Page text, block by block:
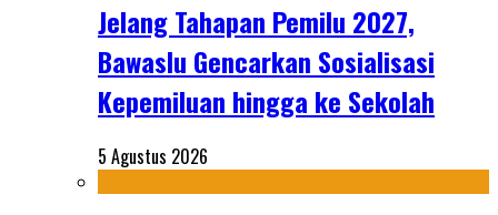
Jelang Tahapan Pemilu 2027,
Bawaslu Gencarkan Sosialisasi
Kepemiluan hingga ke Sekolah
5 Agustus 2026